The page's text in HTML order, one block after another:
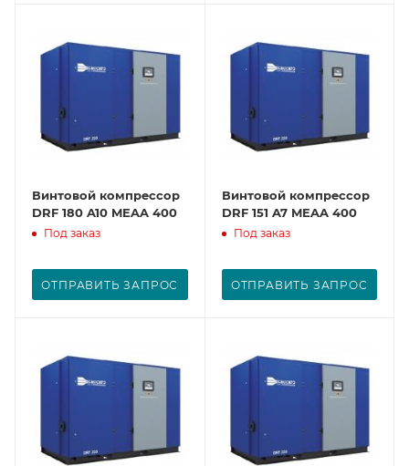
Винтовой компрессор
DRF 180 A10 MEAA 400
Под заказ
ОТПРАВИТЬ ЗАПРОС
Винтовой компрессор
DRF 151 A7 MEAA 400
Под заказ
ОТПРАВИТЬ ЗАПРОС